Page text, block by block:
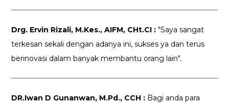
Drg. Ervin Rizali, M.Kes., AIFM, CHt.CI : "Saya sangat
terkesan sekali dengan adanya ini, sukses ya dan terus
berinovasi dalam banyak membantu orang lain".
DR.Iwan D Gunanwan, M.Pd., CCH : Bagi anda para